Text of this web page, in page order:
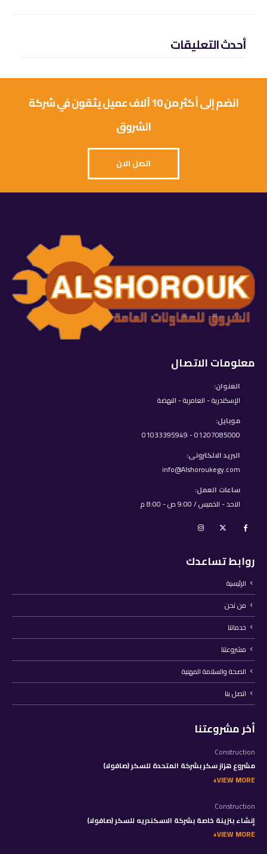
أحدث التعليقات
انضم إلى أكثر من 10 آلاف عميل يثقون في شركة
الشروق
اتصل الان
معلومات الاتصال
العنوان:
الإسكندرية - العامرية - النهضة
موبايل:
01207085000 - 01033395949
البريد الالكترونى:
info@Alshoroukegy.com
ساعات العمل:
الاحد - الخميس / 9:00 ص - 8:00 م
روابط تساعدك
الرئيسية
من نحن
خدماتنا
مشروعتنا
الصحة والسلامة المهنية
اتصل بنا
أخر مشروعتنا
Construction
مشروع هزاز سكر بشركة المتحدة للسكر (صافولا)
VIEW MORE
Construction
إنشاء بنزينة خاصة بشركة الاسكندريه للسكر (صافولا)
VIEW MORE